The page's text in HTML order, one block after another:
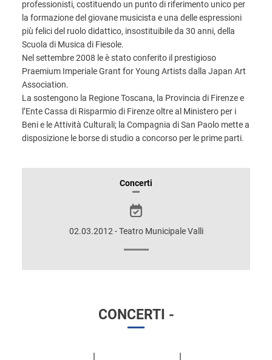
professionisti, costituendo un punto di riferimento unico per
la formazione del giovane musicista e una delle espressioni
più felici del ruolo didattico, insostituibile da 30 anni, della
Scuola di Musica di Fiesole.
Nel settembre 2008 le è stato conferito il prestigioso
Praemium Imperiale Grant for Young Artists dalla Japan Art
Association.
La sostengono la Regione Toscana, la Provincia di Firenze e
l’Ente Cassa di Risparmio di Firenze oltre al Ministero per i
Beni e le Attività Culturali; la Compagnia di San Paolo mette a
disposizione le borse di studio a concorso per le prime parti.
INFORMAZIONIConcerti
02.03.2012 - Teatro Municipale Valli
CONCERTI -